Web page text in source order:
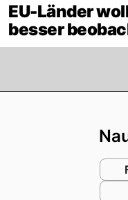
EU-Länder
besser